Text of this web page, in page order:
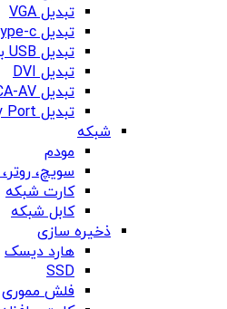
تبدیل VGA
تبدیل type-c
تبدیل USB به LAN
تبدیل DVI
تبدیل RCA-AV
تبدیل Display Port
شبکه
مودم
سویچ،
کارت شبکه
کابل شبکه
ذخیره سازی
هارد دیسک
SSD
فلش مموری